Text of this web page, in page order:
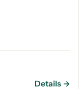
Details →